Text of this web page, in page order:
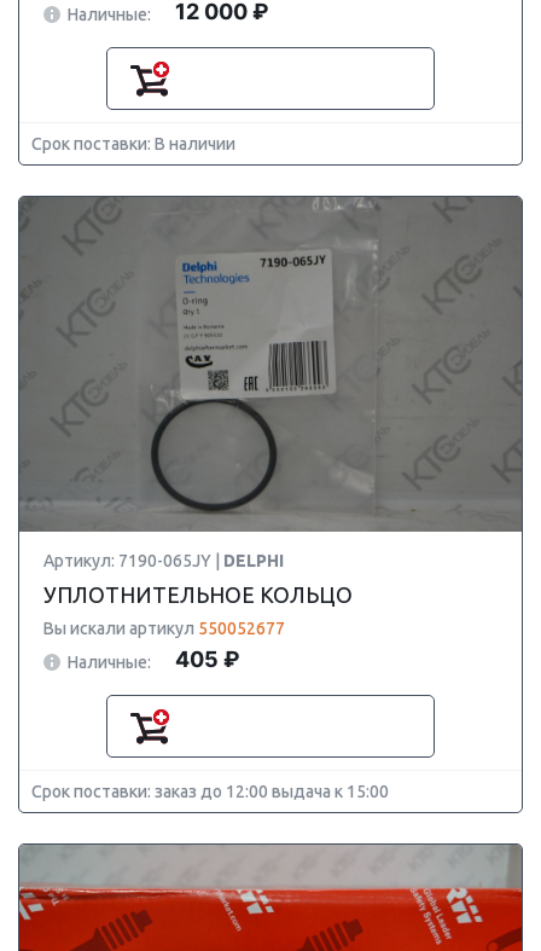
Наличные:
12 000 ₽
Срок поставки: В наличии
Артикул: 7190-065JY | DELPHI
УПЛОТНИТЕЛЬНОЕ КОЛЬЦО
Вы искали артикул 550052677
Наличные:
405 ₽
Срок поставки: заказ до 12:00 выдача к 15:00